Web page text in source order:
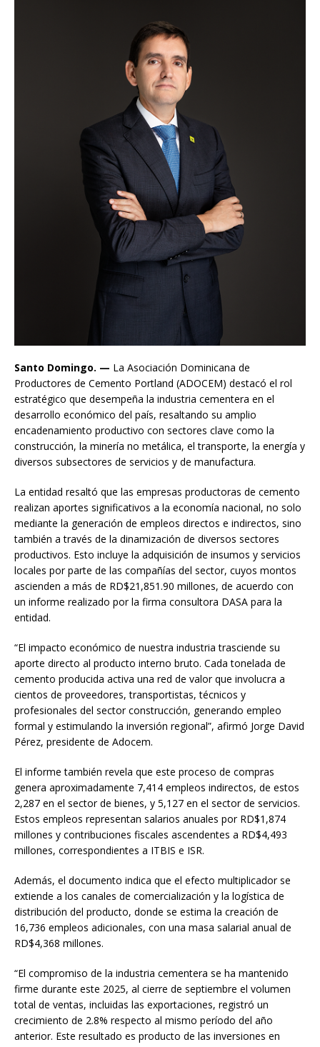
Santo Domingo. — La Asociación Dominicana de
Productores de Cemento Portland (ADOCEM) destacó el rol
estratégico que desempeña la industria cementera en el
desarrollo económico del país, resaltando su amplio
encadenamiento productivo con sectores clave como la
construcción, la minería no metálica, el transporte, la energía y
diversos subsectores de servicios y de manufactura.
La entidad resaltó que las empresas productoras de cemento
realizan aportes significativos a la economía nacional, no solo
mediante la generación de empleos directos e indirectos, sino
también a través de la dinamización de diversos sectores
productivos. Esto incluye la adquisición de insumos y servicios
locales por parte de las compañías del sector, cuyos montos
ascienden a más de RD$21,851.90 millones, de acuerdo con
un informe realizado por la firma consultora DASA para la
entidad.
“El impacto económico de nuestra industria trasciende su
aporte directo al producto interno bruto. Cada tonelada de
cemento producida activa una red de valor que involucra a
cientos de proveedores, transportistas, técnicos y
profesionales del sector construcción, generando empleo
formal y estimulando la inversión regional”, afirmó Jorge David
Pérez, presidente de Adocem.
El informe también revela que este proceso de compras
genera aproximadamente 7,414 empleos indirectos, de estos
2,287 en el sector de bienes, y 5,127 en el sector de servicios.
Estos empleos representan salarios anuales por RD$1,874
millones y contribuciones fiscales ascendentes a RD$4,493
millones, correspondientes a ITBIS e ISR.
Además, el documento indica que el efecto multiplicador se
extiende a los canales de comercialización y la logística de
distribución del producto, donde se estima la creación de
16,736 empleos adicionales, con una masa salarial anual de
RD$4,368 millones.
“El compromiso de la industria cementera se ha mantenido
firme durante este 2025, al cierre de septiembre el volumen
total de ventas, incluidas las exportaciones, registró un
crecimiento de 2.8% respecto al mismo período del año
anterior. Este resultado es producto de las inversiones en